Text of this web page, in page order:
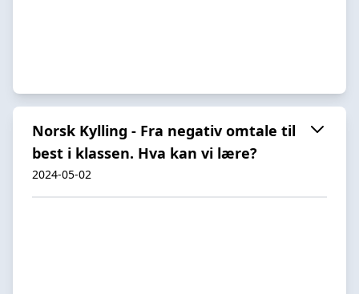
Norsk Kylling - Fra negativ omtale til
best i klassen. Hva kan vi lære?
2024-05-02